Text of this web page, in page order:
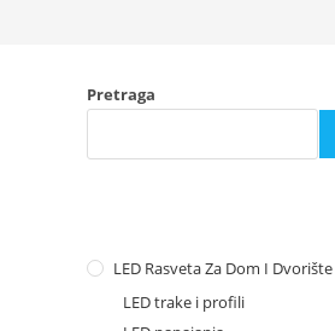
Pretraga
LED Rasveta Za Dom I Dvorište
LED trake i profili